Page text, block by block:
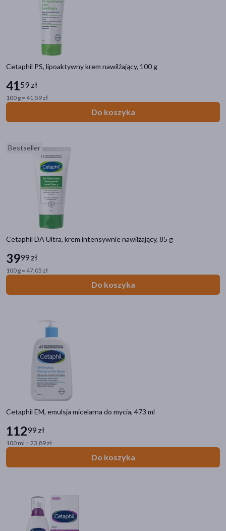
Cetaphil PS, lipoaktywny krem nawilżający, 100 g
4159 zł
100 g = 41,59 zł
Do koszyka
Bestseller
Cetaphil DA Ultra, krem intensywnie nawilżający, 85 g
3999 zł
100 g = 47,05 zł
Do koszyka
Cetaphil EM, emulsja micelarna do mycia, 473 ml
11299 zł
100 ml = 23,89 zł
Do koszyka